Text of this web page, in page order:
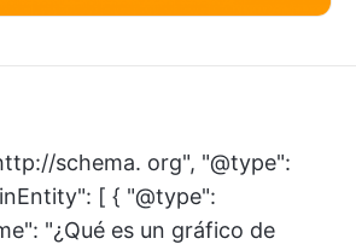
schema. org", "@type":
[ { "@type":
"¿Qué es un gráfico de